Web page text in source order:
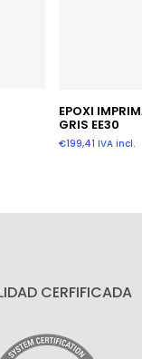
EPOXI
GRIS EE30
€199,41 IVA incl.
CERFIFICADA